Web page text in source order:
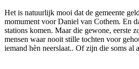
Het is natuurlijk mooi dat de gemeente
momument voor Daniel van Cothem. En
stations komen. Maar die gewone, eerste
mensen waar nooit stille tochten voor
iemand hèn neerslaat.. Of zijn die soms al